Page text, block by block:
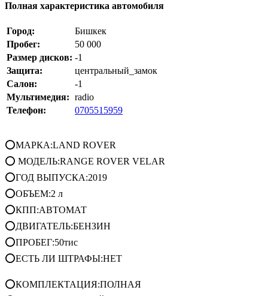
Полная характеристика автомобиля
Город:
Бишкек
Пробег:
50 000
Размер дисков: -1
Защита:
центральный_замок
Салон:
-1
Мультимедия: radio
Телефон:
0705515959
⭕МАРКА:LAND ROVER
⭕ МОДЕЛЬ:RANGE ROVER VELAR
⭕ГОД ВЫПУСКА:2019
⭕ОБЪЕМ:2 л
⭕КПП:АВТОМАТ
⭕ДВИГАТЕЛЬ:БЕНЗИН
⭕ПРОБЕГ:50тис
⭕ЕСТЬ ЛИ ШТРАФЫ:НЕТ
⭕КОМПЛЕКТАЦИЯ:ПОЛНАЯ